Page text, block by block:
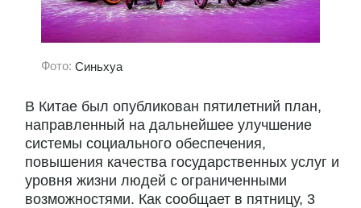
Фото: Синьхуа
В Китае был опубликован пятилетний план,
направленный на дальнейшее улучшение
системы социального обеспечения,
повышения качества государственных услуг и
уровня жизни людей с ограниченными
возможностями. Как сообщает в пятницу, 3